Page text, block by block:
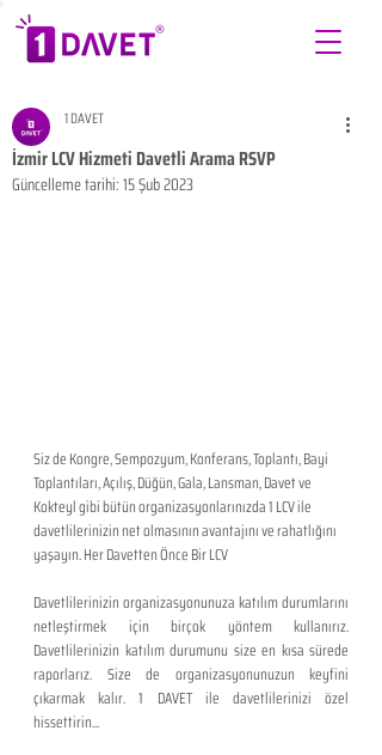
İzmir LCV Hizmeti Davetli Arama RSVP
1 DAVET
Güncelleme tarihi:15 Şub 2023
Siz de Kongre, Sempozyum, Konferans, Toplantı, Bayi
Toplantıları, Açılış, Düğün, Gala, Lansman, Davet ve
Kokteyl gibi bütün organizasyonlarınızda 1 LCV ile
davetlilerinizin net olmasının avantajını ve rahatlığını
yaşayın. Her Davetten Önce Bir LCV
Davetlilerinizin organizasyonunuza katılım durumlarını
netleştirmek için birçok yöntem kullanırız.
Davetlilerinizin katılım durumunu size en kısa sürede
raporlarız. Size de organizasyonunuzun keyfini
çıkarmak kalır. 1 DAVET ile davetlilerinizi özel
hissettirin...